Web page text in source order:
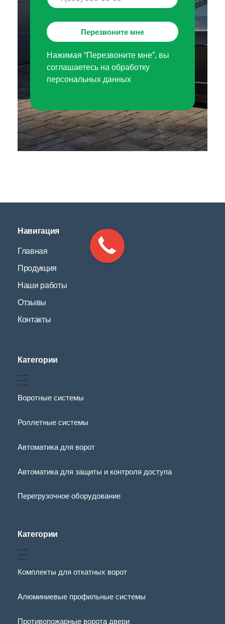
Перезвоните мне
Нажимая “Перезвоните мне”, вы
соглашаетесь на обработку
персональных данных
Навигация
Главная
Продукция
Наши работы
Отзывы
Контакты
Категории
Воротные системы
Роллетные системы
Автоматика для ворот
Автоматика для защиты и контроля доступа
Перегрузочное оборудование
Категории
Комплекты для откатных ворот
Алюминиевые профильные системы
Противопожарные ворота двери